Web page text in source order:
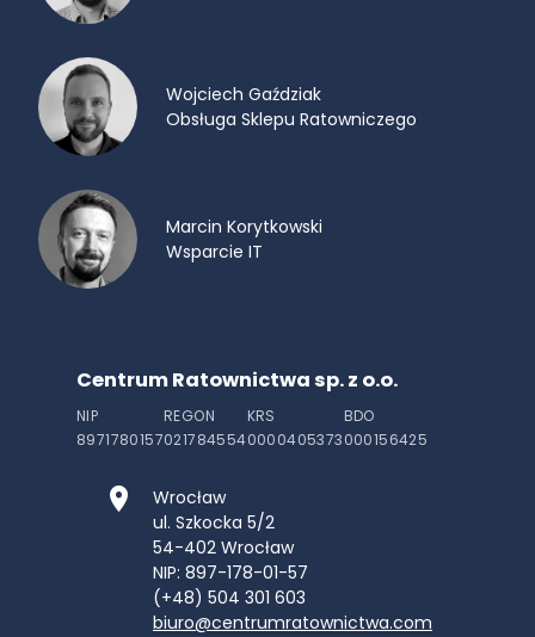
Wojciech Gaździak
Obsługa Sklepu Ratowniczego
Marcin Korytkowski
Wsparcie IT
Centrum Ratownictwa sp. z o.o.
NIP
8971780157
REGON
021784554
KRS
0000405373
BDO
000156425
Wrocław
ul. Szkocka 5/2
54-402 Wrocław
NIP: 897-178-01-57
(+48) 504 301 603
biuro@centrumratownictwa.com